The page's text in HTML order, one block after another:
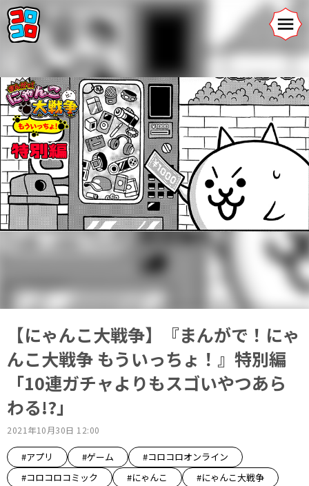
【にゃんこ大戦争】『まんがで！にゃ
んこ大戦争 もういっちょ！』特別編
「10連ガチャよりもスゴいやつあら
わる!?」
2021年10月30日 12:00
#アプリ #ゲーム
#コロコロオンライン
#コロコロコミック
#にゃんこ
#にゃんこ大戦争